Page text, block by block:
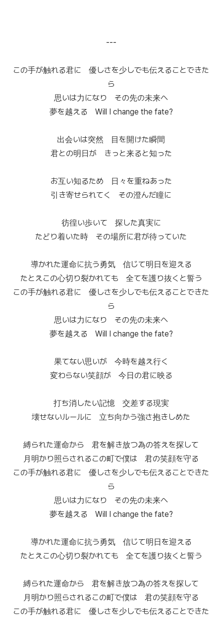
---
この手が触れる君に 優しさを少しでも伝えることできた
ら
思いは力になり その先の未来へ
夢を越える Will I change the fate?
出会いは突然 目を開けた瞬間
君との明日が きっと来ると知った
お互い知るため 日々を重ねあった
引き寄せられてく その澄んだ瞳に
彷徨い歩いて 探した真実に
たどり着いた時 その場所に君が待っていた
導かれた運命に抗う勇気 信じて明日を迎える
たとえこの心切り裂かれても 全てを護り抜くと誓う
この手が触れる君に 優しさを少しでも伝えることできた
ら
思いは力になり その先の未来へ
夢を越える Will I change the fate?
果てない思いが 今時を越え行く
変わらない笑顔が 今日の君に映る
打ち消したい記憶 交差する現実
壊せないルールに 立ち向かう強さ抱きしめた
縛られた運命から 君を解き放つ為の答えを探して
月明かり照らされるこの町で僕は 君の笑顔を守る
この手が触れる君に 優しさを少しでも伝えることできた
ら
思いは力になり その先の未来へ
夢を越える Will I change the fate?
導かれた運命に抗う勇気 信じて明日を迎える
たとえこの心切り裂かれても 全てを護り抜くと誓う
縛られた運命から 君を解き放つ為の答えを探して
月明かり照らされるこの町で僕は 君の笑顔を守る
この手が触れる君に 優しさを少しでも伝えることできた